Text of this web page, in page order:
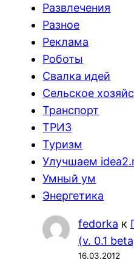
Развлечения
Разное
Реклама
Роботы
Свалка идей
Сельское
Транспорт
ТРИЗ
Туризм
Улучшаем
Умный ум
Энергетика
fedorka к
(v. 0.1
16.03.2012